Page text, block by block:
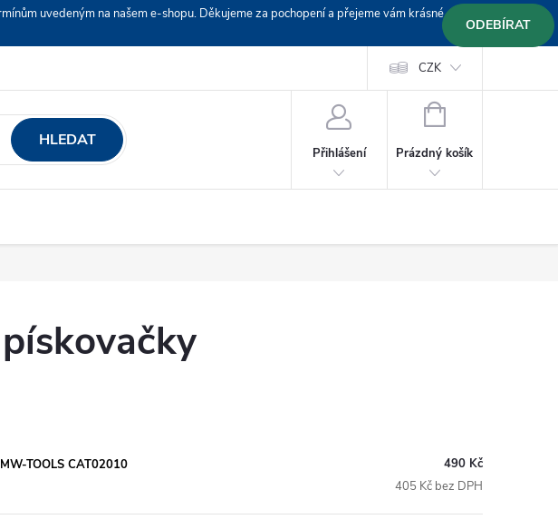
uvedeným na našem e-shopu. Děkujeme za pochopení a přejeme vám krásné
Platba GoPay +420 603 319382
CZK
HLEDAT
Přihlášení
NÁKUPNÍ
Prázdný košík
ODEBÍRAT
TOOLS CAT02010
490 Kč
405 Kč bez DPH